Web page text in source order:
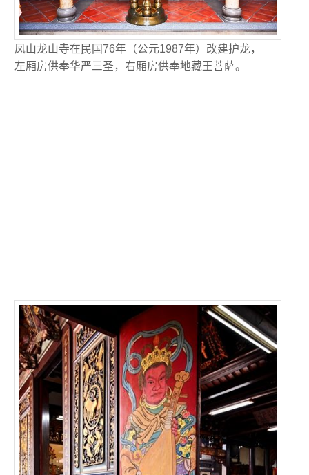
凤山龙山寺在民国76年（公元1987年）改建护龙，
左厢房供奉华严三圣，右厢房供奉地藏王菩萨。